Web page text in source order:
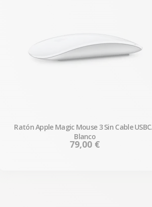
Ratón Apple Magic Mouse 3 Sin Cable USBC
Blanco
Precio
79,00 €